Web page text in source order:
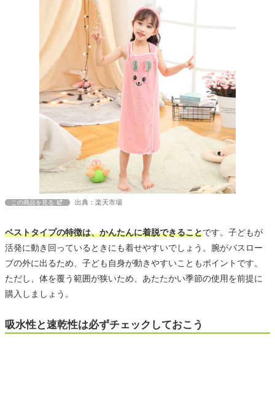
この商品を見る 出典：楽天市場
ベストタイプの特徴は、かんたんに着脱できることです。子どもが
活発に動き回っているときにも着せやすいでしょう。腕がバスロー
ブの外に出るため、子ども自身が動きやすいこともポイントです。
ただし、体を覆う範囲が狭いため、あたたかい季節の使用を前提に
購入しましょう。
吸水性と速乾性は必ずチェックしておこう